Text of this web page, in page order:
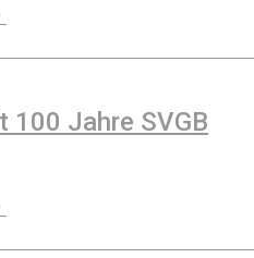
100 Jahre SVGB